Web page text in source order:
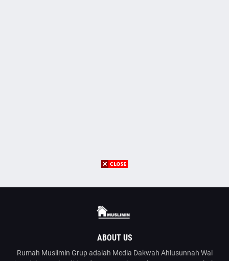
ABOUT US
Rumah Muslimin Grup adalah Media Dakwah Ahlusunnah Wal